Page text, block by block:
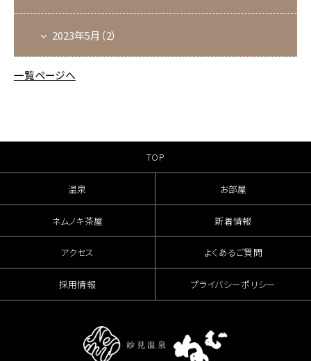
2023年5月（2）
一覧ページへ
TOP
温泉 お部屋
ネムノキ茶屋 新着情報
アクセス よくあるご質問
採用情報 プライバシーポリシー